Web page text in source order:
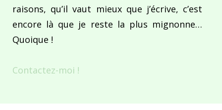
raisons, qu’il vaut mieux que j’écrive, c’est
encore là que je reste la plus mignonne…
Quoique !
Contactez-moi !